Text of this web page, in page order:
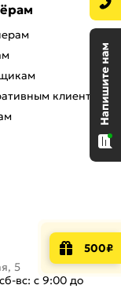
клиентам
5
сб-вс: с 9:00 до
500₽